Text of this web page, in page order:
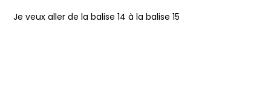
Je veux aller de la balise 14 à la balise 15